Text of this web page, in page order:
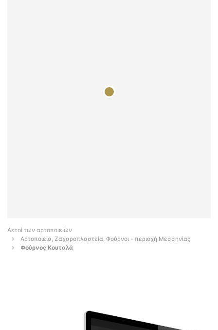
Αετοί των αρτοποιείων
Αρτοποιεία, Ζαχαροπλαστεία, Φούρνοι - περιοχή Μεσσηνίας
Φούρνος Κουταλά